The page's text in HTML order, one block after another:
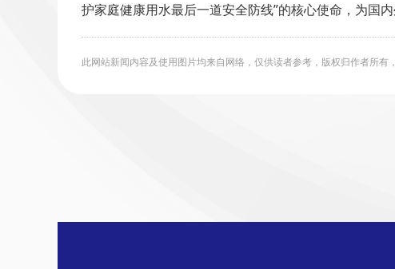
护家庭健康用水最后一道安全防线”的核心使命，为国
此网站新闻内容及使用图片均来自网络，仅供读者参考，版权归作者所